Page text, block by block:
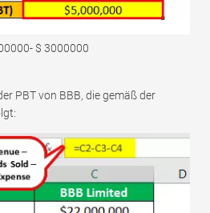
$ 3000000
PBT von BBB, die gemäß der